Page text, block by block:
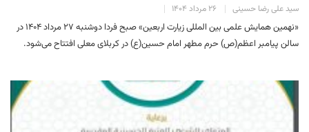
سید علی رضا حسینی ۲۶ مرداد ۱۴۰۴
«نهمین همایش علمی بین المللی زیارت اربعین» صبح فردا دوشنبه ۲۷ مرداد ۱۴۰۴ در
سالن پیامبر اعظم(ص) حرم مطهر امام حسین(ع) در کربلای معلی افتتاح می‌شود.